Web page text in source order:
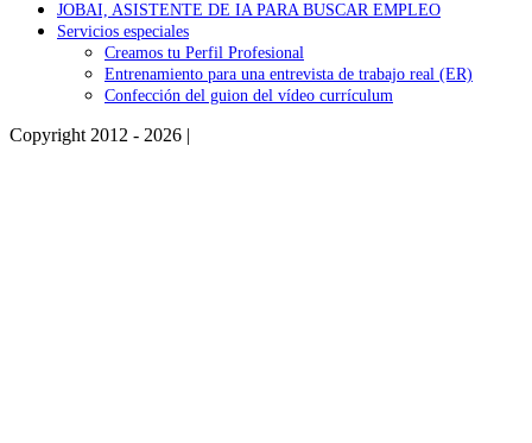
JOBAI, ASISTENTE DE IA PARA BUSCAR EMPLEO
Servicios especiales
Creamos tu Perfil Profesional
Entrenamiento para una entrevista de trabajo real (ER)
Confección del guion del vídeo currículum
Copyright 2012 - 2026 |